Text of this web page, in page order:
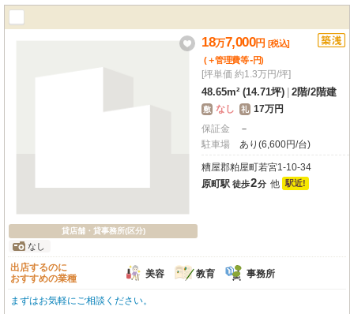
貸店舗・貸事務所(区分)
なし
18万7,000円 [税込]
(＋管理費等-円)
[坪単価 約1.3万円/坪]
48.65m² (14.71坪) 2階/2階建
敷 なし 礼 17万円
保証金
－
駐車場
あり(6,600円/台)
糟屋郡粕屋町若宮1-10-34
原町駅 徒歩2分 他 駅近!
出店するのに
おすすめの業種
美容 教育 事務所
まずはお気軽にご相談ください。